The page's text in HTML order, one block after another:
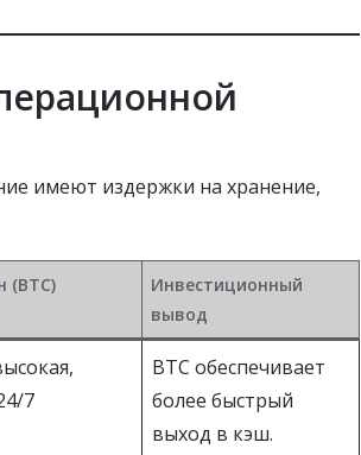
имеют издержки на хранение,
(BTC)
Инвестиционный
вывод
7
BTC обеспечивает
более быстрый
выход в кэш.